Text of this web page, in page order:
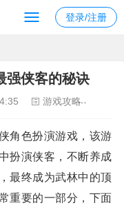
登录/注册
强侠客的秘诀
游戏攻略
角色扮演游戏，该游
扮演侠客，不断养成
最终成为武林中的顶
重要的一部分，下面